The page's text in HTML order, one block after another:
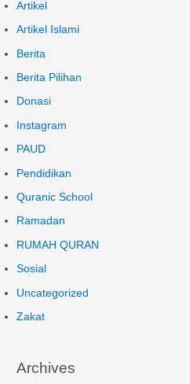
Artikel
Artikel Islami
Berita
Berita Pilihan
Donasi
Instagram
PAUD
Pendidikan
Quranic School
Ramadan
RUMAH QURAN
Sosial
Uncategorized
Zakat
Archives